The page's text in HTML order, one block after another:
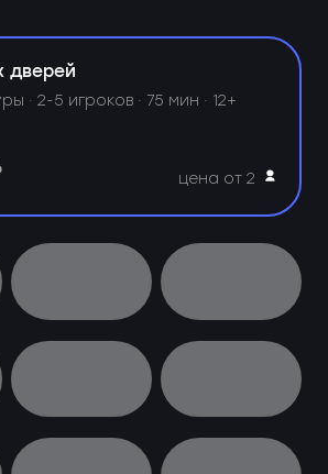
дверей
·2-5 игроков · 75 мин · 12+
цена от 2